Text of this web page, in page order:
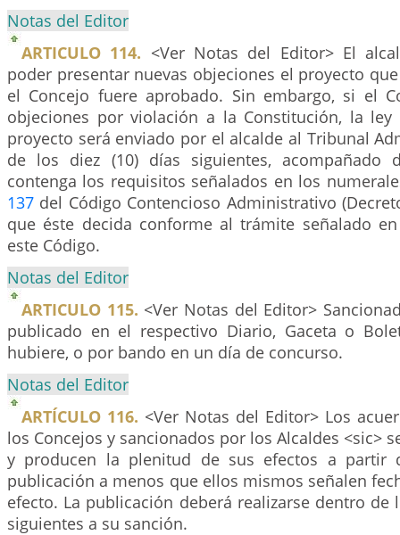
Notas del Editor
ARTICULO 114. <Ver Notas del Editor> El
poder presentar nuevas objeciones el proyecto
el Concejo fuere aprobado. Sin embargo, si el
objeciones por violación a la Constitución, la
proyecto será enviado por el alcalde al Tribunal
de los diez (10) días siguientes, acompañado
contenga los requisitos señalados en los
137 del Código Contencioso Administrativo
que éste decida conforme al trámite señalado
este Código.
Notas del Editor
ARTICULO 115. <Ver Notas del Editor>
publicado en el respectivo Diario, Gaceta o
hubiere, o por bando en un día de concurso.
Notas del Editor
ARTÍCULO 116. <Ver Notas del Editor> Los
los Concejos y sancionados por los Alcaldes <sic>
y producen la plenitud de sus efectos a partir
publicación a menos que ellos mismos señalen
efecto. La publicación deberá realizarse dentro de
siguientes a su sanción.